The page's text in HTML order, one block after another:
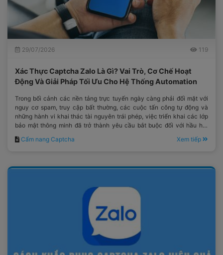
29/07/2026 119
Xác Thực Captcha Zalo Là Gì? Vai Trò, Cơ Chế Hoạt
Động Và Giải Pháp Tối Ưu Cho Hệ Thống Automation
Trong bối cảnh các nền tảng trực tuyến ngày càng phải đối mặt với
nguy cơ spam, truy cập bất thường, các cuộc tấn công tự động và
những hành vi khai thác tài nguyên trái phép, việc triển khai các lớp
bảo mật thông minh đã trở thành yêu cầu bắt buộc đối với hầu hết
Cẩm nang Captcha Xem tiếp